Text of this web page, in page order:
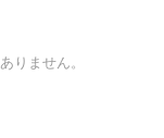
りません。